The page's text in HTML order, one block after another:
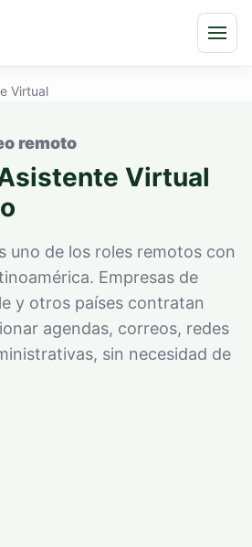
Virtual
remoto
Virtual
uno de los roles remotos con
Empresas de
y otros países contratan
agendas, correos, redes
sin necesidad de